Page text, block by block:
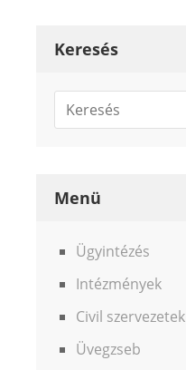
Keresés
Menü
Ügyintézés
Intézmények
Civil szervezetek
Üvegzseb